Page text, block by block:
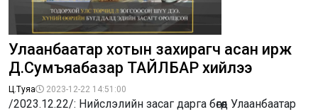
Улаанбаатар хотын захирагч асан ирж
Д.Сумъяабазар ТАЙЛБАР хийлээ
Ц.Туяа 2023-12-22 14:51:00
/2023.12.22/: Нийслэлийн засаг дарга бөгөөд Улаанбаатар